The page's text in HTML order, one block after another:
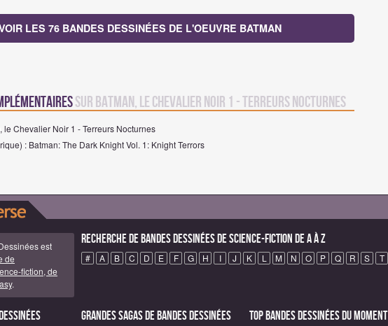
LES 76 BANDES DESSINÉES DE L'OEUVRE BATMAN
sur Batman, le Chevalier Noir 1 - Terreurs Nocturnes
le Chevalier Noir 1 - Terreurs Nocturnes
: Batman: The Dark Knight Vol. 1: Knight Terrors
est
de
fiction, de
.
Recherche de Bandes Dessinées de science-fiction de A à Z
# A B C D E F G H I J K L M N O P Q R S T
Grandes sagas de Bandes Dessinées Top Bandes Dessinées du moment